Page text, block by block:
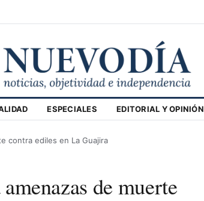
ESPECIALES EDITORIAL Y OPINIÓN
contra ediles en La Guajira
de muerte